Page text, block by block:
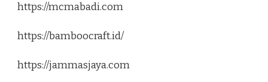
https://mcmabadi.com
https://bamboocraft.id/
https://jammasjaya.com